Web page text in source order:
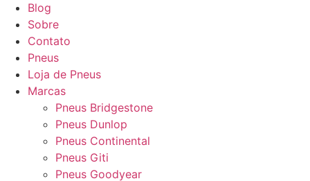
Blog
Sobre
Contato
Pneus
Loja de Pneus
Marcas
Pneus Bridgestone
Pneus Dunlop
Pneus Continental
Pneus Giti
Pneus Goodyear